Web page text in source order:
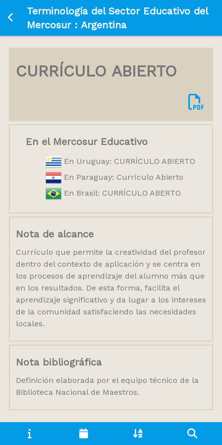
Ir a la página principal
Terminología del Sector Educativo del
Mercosur : Argentina
CURRÍCULO ABIERTO
En el Mercosur Educativo
En Uruguay: CURRÍCULO ABIERTO
En Paraguay: Currículo Abierto
En Brasil: CURRÍCULO ABERTO
Nota de alcance
Currículo que permite la creatividad del profesor
dentro del contexto de aplicación y se centra en
los procesos de aprendizaje del alumno más que
en los resultados. De esta forma, facilita el
aprendizaje significativo y da lugar a los intereses
de la comunidad satisfaciendo las necesidades
locales.
Nota bibliográfica
Definición elaborada por el equipo técnico de la
Biblioteca Nacional de Maestros.